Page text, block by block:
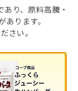
り、原料高騰・
ります。
さい。